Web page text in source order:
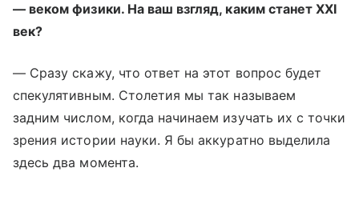
— веком физики. На ваш взгляд, каким станет XXI
век?
— Сразу скажу, что ответ на этот вопрос будет
спекулятивным. Столетия мы так называем
задним числом, когда начинаем изучать их с точки
зрения истории науки. Я бы аккуратно выделила
здесь два момента.